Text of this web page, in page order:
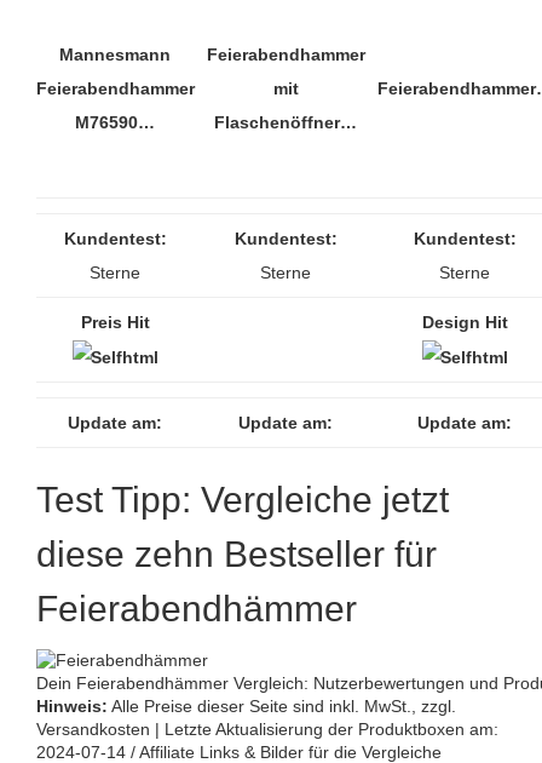
Mannesmann
Feierabendhammer
M76590…
Feierabendhammer
mit
Flaschenöffner…
Kundentest:
Sterne
Kundentest:
Sterne
Kundentest:
Sterne
Preis Hit Design Hit
Update am: Update am: Update am:
Test Tipp: Vergleiche jetzt
diese zehn Bestseller für
Feierabendhämmer
Dein Feierabendhämmer Vergleich: Nutzerbewertungen und
Hinweis: Alle Preise dieser Seite sind inkl. MwSt., zzgl.
Versandkosten | Letzte Aktualisierung der Produktboxen am:
2024-07-14 / Affiliate Links & Bilder für die Vergleiche